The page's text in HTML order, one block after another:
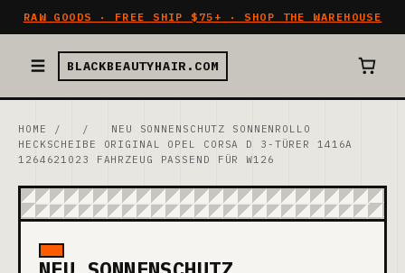
RAW GOODS · FREE SHIP $75+ · SHOP THE WAREHOUSE
BLACKBEAUTYHAIR.COM
HOME / /
NEU SONNENSCHUTZ SONNENROLLO
HECKSCHEIBE ORIGINAL OPEL CORSA D 3-TÜRER 1416A
1264621023 FAHRZEUG PASSEND FÜR W126